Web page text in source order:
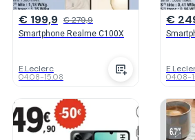
€ 199,9 € 279,9
Smartphone Realme C100X
E.Leclerc
04.08-15.08
€
04.08-